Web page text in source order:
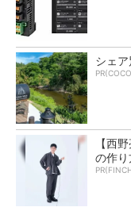
シェ
【西
の作り